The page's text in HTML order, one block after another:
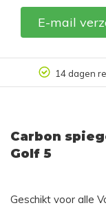
E-mail
14 dagen
Carbon
Golf 5
Geschikt voor alle